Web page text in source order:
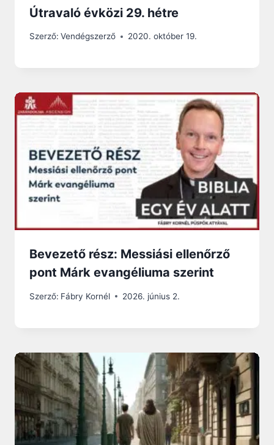
Útravaló évközi 29. hétre
Szerző: Vendégszerző 2020. október 19.
Bevezető rész: Messiási ellenőrző
pont Márk evangéliuma szerint
Szerző: Fábry Kornél 2026. június 2.